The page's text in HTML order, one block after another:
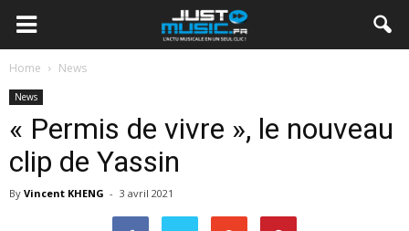
Home News
News
« Permis de vivre », le nouveau
clip de Yassin
By Vincent KHENG - 3 avril 2021